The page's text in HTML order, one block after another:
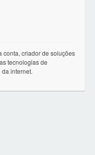
conta, criador de soluções
tecnologias de
internet.